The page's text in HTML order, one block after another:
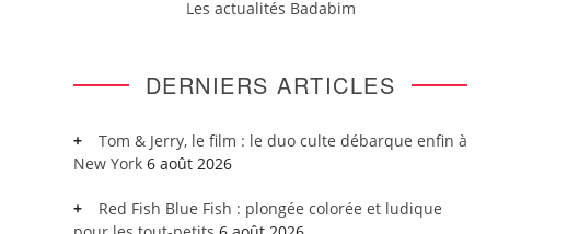
Les actualités Badabim
DERNIERS ARTICLES
Tom & Jerry, le film : le duo culte débarque enfin à
New York 6 août 2026
Red Fish Blue Fish : plongée colorée et ludique